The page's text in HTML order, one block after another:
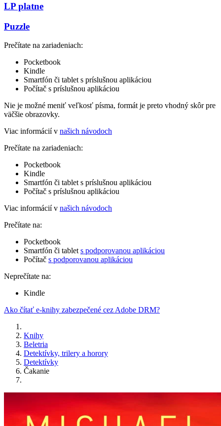
LP platne
Puzzle
Prečítate na zariadeniach:
Pocketbook
Kindle
Smartfón či tablet s príslušnou aplikáciou
Počítač s príslušnou aplikáciou
Nie je možné meniť veľkosť písma, formát je preto vhodný skôr pre
väčšie obrazovky.
Viac informácií v našich návodoch
Prečítate na zariadeniach:
Pocketbook
Kindle
Smartfón či tablet s príslušnou aplikáciou
Počítač s príslušnou aplikáciou
Viac informácií v našich návodoch
Prečítate na:
Pocketbook
Smartfón či tablet s podporovanou aplikáciou
Počítač s podporovanou aplikáciou
Neprečítate na:
Kindle
Ako čítať e-knihy zabezpečené cez Adobe DRM?
Knihy
Beletria
Detektívky, trilery a horory
Detektívky
Čakanie